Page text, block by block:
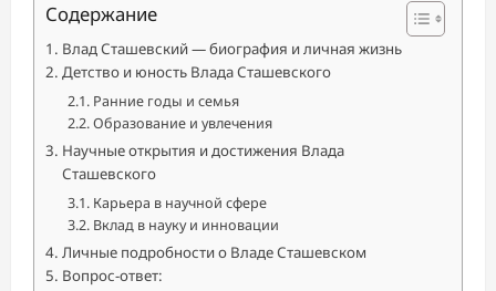
Содержание
Влад Сташевский — биография и личная жизнь
Детство и юность Влада Сташевского
Ранние годы и семья
Образование и увлечения
Научные открытия и достижения Влада
Сташевского
Карьера в научной сфере
Вклад в науку и инновации
Личные подробности о Владе Сташевском
Вопрос-ответ: